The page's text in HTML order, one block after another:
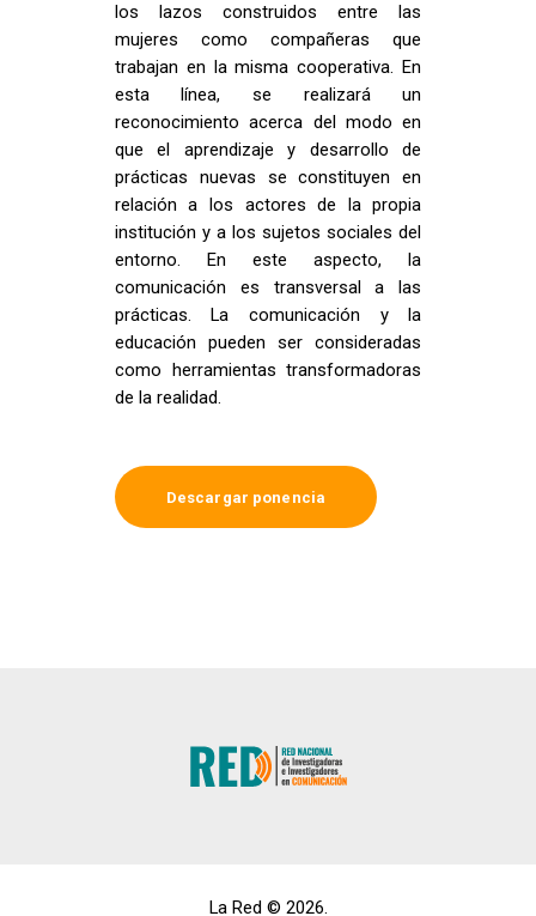
los lazos construidos entre las
mujeres como compañeras que
trabajan en la misma cooperativa. En
esta línea, se realizará un
reconocimiento acerca del modo en
que el aprendizaje y desarrollo de
prácticas nuevas se constituyen en
relación a los actores de la propia
institución y a los sujetos sociales del
entorno. En este aspecto, la
comunicación es transversal a las
prácticas. La comunicación y la
educación pueden ser consideradas
como herramientas transformadoras
de la realidad.
Descargar ponencia
La Red © 2026.